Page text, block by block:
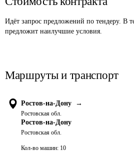
Идёт запрос предложений по тендеру. В
предложит наилучшие условия.
Маршруты и транспорт
Ростов-на-Дону →
Ростовская обл.
Ростов-на-Дону
Ростовская обл.
Кол-во машин: 10